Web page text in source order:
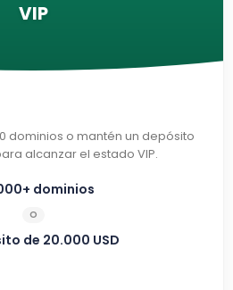
VIP
dominios o mantén un depósito
alcanzar el estado VIP.
dominios
O
de 20.000 USD